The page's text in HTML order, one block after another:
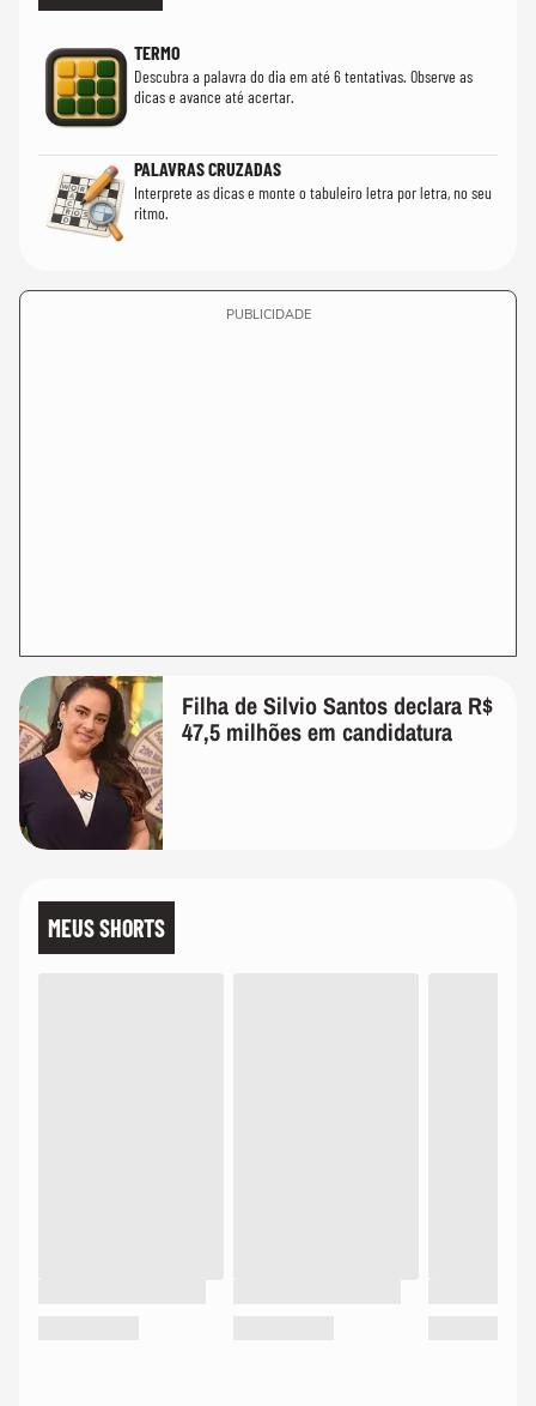
TERMO
Descubra a palavra do dia em até 6 tentativas. Observe as
dicas e avance até acertar.
PALAVRAS CRUZADAS
Interprete as dicas e monte o tabuleiro letra por letra, no seu
ritmo.
PUBLICIDADE
Filha de Silvio Santos declara R$
47,5 milhões em candidatura
MEUS SHORTS